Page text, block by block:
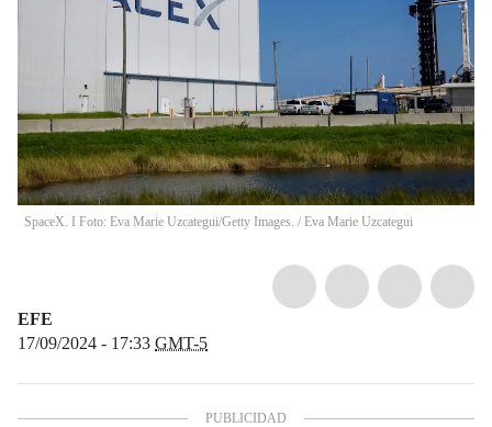
SpaceX. I Foto: Eva Marie Uzcategui/Getty Images. / Eva Marie Uzcategui
EFE
17/09/2024 - 17:33 GMT-5